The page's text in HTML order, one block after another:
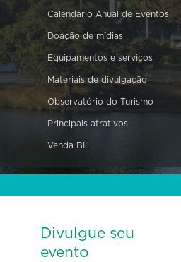
Calendário Anual de Eventos
Doação de mídias
Equipamentos e serviços
Materiais de divulgação
Observatório do Turismo
Principais atrativos
Venda BH
Divulgue seu
evento